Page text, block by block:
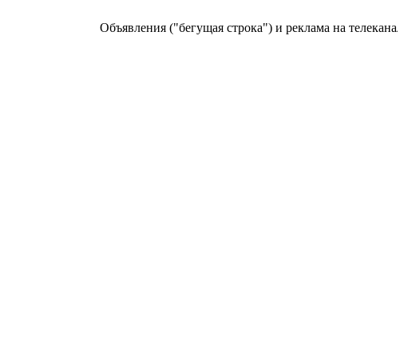
Объявления ("бегущая строка") и реклама на